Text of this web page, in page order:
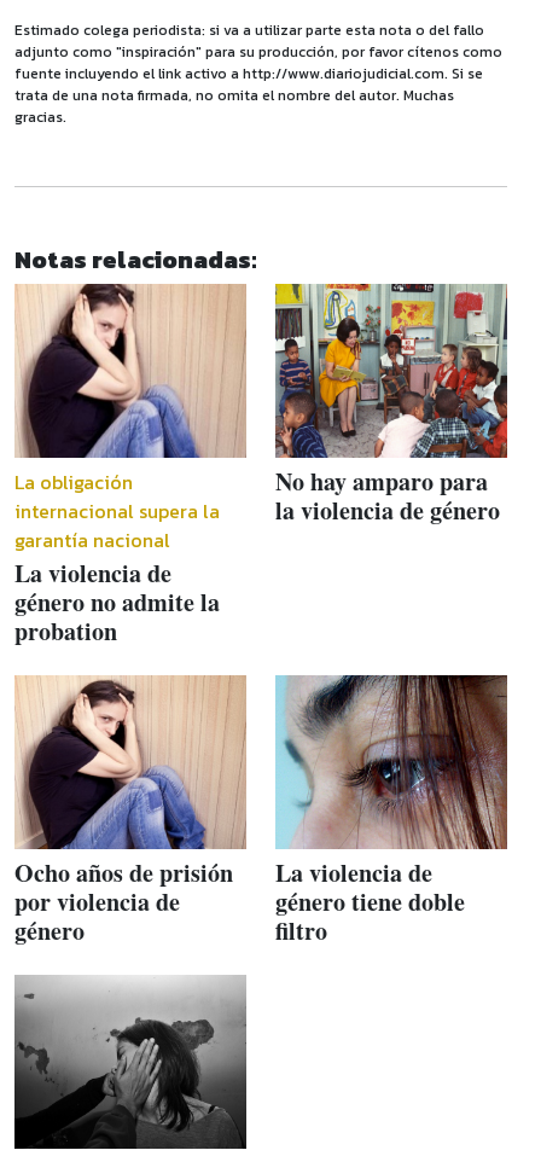
Estimado colega periodista: si va a utilizar parte esta nota o del fallo
adjunto como "inspiración" para su producción, por favor cítenos como
fuente incluyendo el link activo a http://www.diariojudicial.com. Si se
trata de una nota firmada, no omita el nombre del autor. Muchas
gracias.
Notas relacionadas:
La obligación
internacional supera la
garantía nacional
La violencia de
género no admite la
probation
No hay amparo para
la violencia de género
Ocho años de prisión
por violencia de
género
La violencia de
género tiene doble
filtro